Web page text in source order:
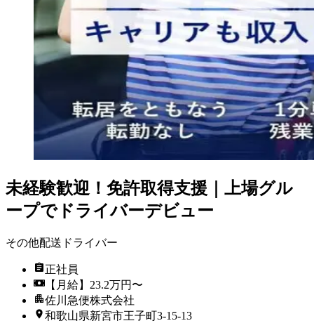
未経験歓迎！免許取得支援｜上場グル
ープでドライバーデビュー
その他配送ドライバー
正社員
【月給】23.2万円〜
佐川急便株式会社
和歌山県新宮市王子町3-15-13